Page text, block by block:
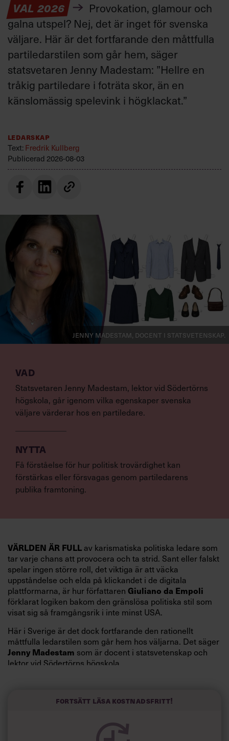
VAL 2026
Provokation, glamour och
galna utspel? Nej, det är inget för svenska
väljare. Här är det fortfarande den måttfulla
partiledarstilen som går hem, säger
statsvetaren Jenny Madestam: ”Hellre en
tråkig partiledare i foträta skor, än en
känslomässig spelevink i högklackat.”
Ledarskap
Text: Fredrik Kullberg
Publicerad 2026-08-03
VAD
Statsvetaren Jenny Madestam, lektor vid Södertörns
högskola, går igenom vilka egenskaper svenska
väljare värderar hos en partiledare.
NYTTA
Få förståelse för hur politisk trovärdighet kan
förstärkas eller försvagas genom partiledarens
publika framtoning.
Jenny Madestam, docent i statsvetenskap.
VÄRLDEN ÄR FULLav karismatiska politiska ledare som
tar varje chans att provocera och ta strid. Sant eller falskt
spelar ingen större roll, det viktiga är att väcka
uppståndelse och elda på klickandet i de digitala
plattformarna, är hur författaren Giuliano da Empoli
förklarat logiken bakom den gränslösa politiska stil som
visat sig så framgångsrik i inte minst USA.
Här i Sverige är det dock fortfarande den rationellt
måttfulla ledarstilen som går hem hos väljarna. Det säger
Jenny Madestam som är docent i statsvetenskap och
lektor vid Södertörns högskola.
kompetenta och stå med båda fötterna på jorden. Hellre
spelevink i högklackat, är hur jag brukar sammanfatta de
önskningar som svenskarna för fram i undersökningar.”
Fortsätt läsa kostnadsfritt!